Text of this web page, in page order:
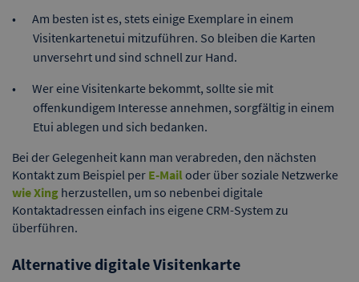
Am besten ist es, stets einige Exemplare in einem
Visitenkartenetui mitzuführen. So bleiben die Karten
unversehrt und sind schnell zur Hand.
Wer eine Visitenkarte bekommt, sollte sie mit
offenkundigem Interesse annehmen, sorgfältig in einem
Etui ablegen und sich bedanken.
Bei der Gelegenheit kann man verabreden, den nächsten
Kontakt zum Beispiel per E-Mailoder über soziale Netzwerke
wie Xing herzustellen, um so nebenbei digitale
Kontaktadressen einfach ins eigene CRM-System zu
überführen.
Alternative digitale Visitenkarte